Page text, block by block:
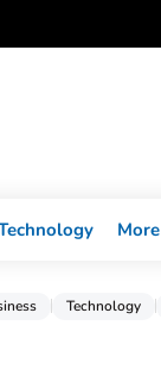
More
Technology